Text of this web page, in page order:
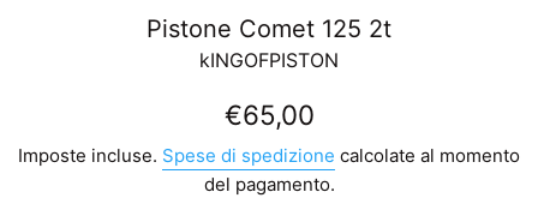
Pistone Comet 125 2t
kINGOFPISTON
Prezzo
listino
€65,00
Imposte incluse. Spese di spedizione calcolate al momento
del pagamento.